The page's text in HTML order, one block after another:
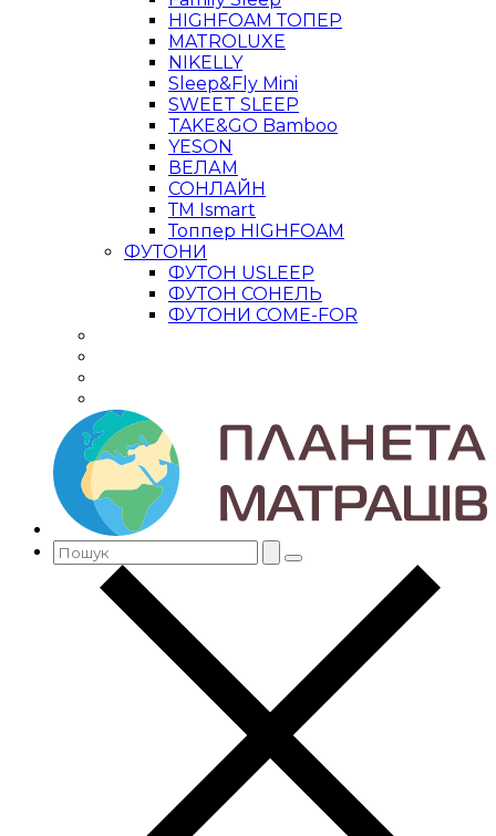
HIGHFOAM ТОПЕР
MATROLUXE
NIKELLY
Sleep&Fly Mini
SWEET SLEEP
TAKE&GO Bamboo
YESON
ВЕЛАМ
СОНЛАЙН
ТМ Ismart
Топпер HIGHFOAM
ФУТОНИ
ФУТОН USLEEP
ФУТОН СОНЕЛЬ
ФУТОНИ COME-FOR